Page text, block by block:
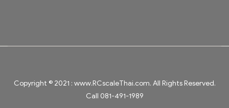
Copyright © 2021 : www.RCscaleThai.com. All Rights Reserved.
Call 081-491-1989